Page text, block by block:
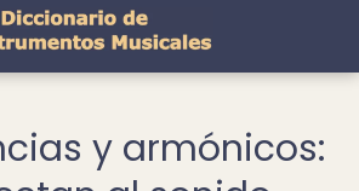
y armónicos: